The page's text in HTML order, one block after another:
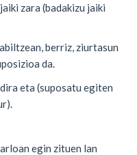
zara (badakizu jaiki
berriz, ziurtasun
da.
eta (suposatu egiten
egin zituen lan